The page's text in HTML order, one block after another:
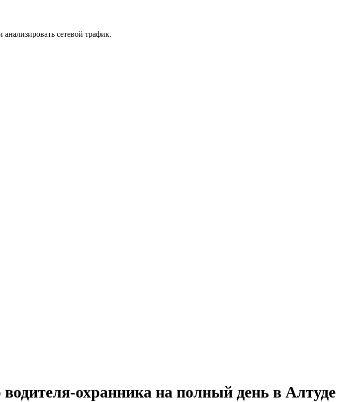
сетевой трафик.
охранника на полный день в Алтуде